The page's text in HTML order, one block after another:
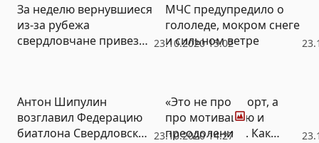
23.10.2020 15:02
За неделю вернувшиеся
из-за рубежа
свердловчане привезли
МЧС предупредило о
гололеде, мокром снеге
и сильном ветре
23.10.2020 14:27
Антон Шипулин
возглавил Федерацию
биатлона Свердловской
Фото
«Это не про спорт, а
про мотивацию и
преодоление». Как